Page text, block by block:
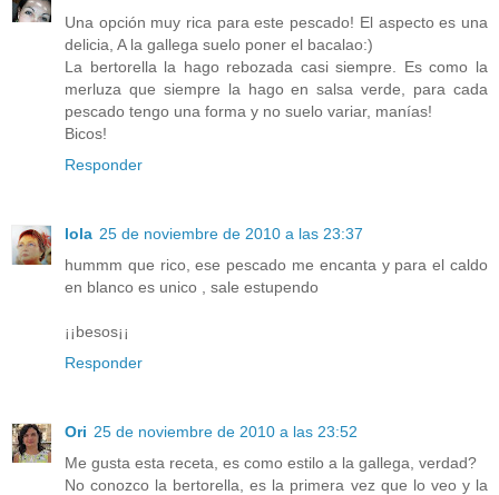
Una opción muy rica para este pescado! El aspecto es una
delicia, A la gallega suelo poner el bacalao:)
La bertorella la hago rebozada casi siempre. Es como la
merluza que siempre la hago en salsa verde, para cada
pescado tengo una forma y no suelo variar, manías!
Bicos!
Responder
lola 25 de noviembre de 2010 a las 23:37
hummm que rico, ese pescado me encanta y para el caldo
en blanco es unico , sale estupendo
¡¡besos¡¡
Responder
Ori 25 de noviembre de 2010 a las 23:52
Me gusta esta receta, es como estilo a la gallega, verdad?
No conozco la bertorella, es la primera vez que lo veo y la